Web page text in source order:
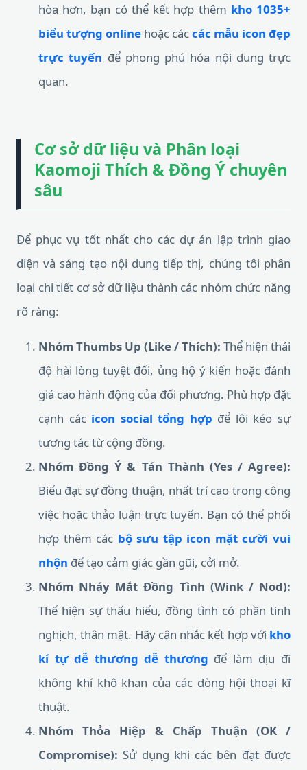
hòa hơn, bạn có thể kết hợp thêm kho 1035+
biểu tượng online hoặc cáccác mẫu icon đẹp
trực tuyến để phong phú hóa nội dung trực
quan.
Cơ sở dữ liệu và Phân loại
Kaomoji Thích & Đồng Ý chuyên
sâu
Để phục vụ tốt nhất cho các dự án lập trình giao
diện và sáng tạo nội dung tiếp thị, chúng tôi phân
loại chi tiết cơ sở dữ liệu thành các nhóm chức năng
rõ ràng:
Nhóm Thumbs Up (Like / Thích): Thể hiện thái
độ hài lòng tuyệt đối, ủng hộ ý kiến hoặc đánh
giá cao hành động của đối phương. Phù hợp đặt
cạnh các icon social tổng hợp để lôi kéo sự
tương tác từ cộng đồng.
Nhóm Đồng Ý & Tán Thành (Yes / Agree):
Biểu đạt sự đồng thuận, nhất trí cao trong công
việc hoặc thảo luận trực tuyến. Bạn có thể phối
hợp thêm các bộ sưu tập icon mặt cười vui
nhộn để tạo cảm giác gần gũi, cởi mở.
Nhóm Nháy Mắt Đồng Tình (Wink / Nod):
Thể hiện sự thấu hiểu, đồng tình có phần tinh
nghịch, thân mật. Hãy cân nhắc kết hợp với kho
kí tự dễ thương dễ thương để làm dịu đi
không khí khô khan của các dòng hội thoại kĩ
thuật.
Nhóm Thỏa Hiệp & Chấp Thuận (OK /
Compromise): Sử dụng khi các bên đạt được